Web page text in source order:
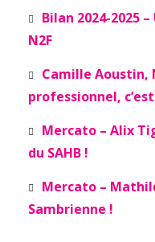
Bilan 2024-2025
N2F
Camille Aoustin,
professionnel,
Mercato – Alix
du SAHB !
Mercato –
Sambrienne !